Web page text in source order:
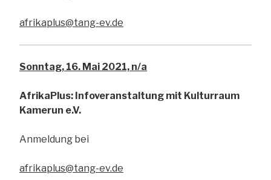
afrikaplus@tang-ev.de
Sonntag, 16. Mai 2021, n/a
AfrikaPlus: Infoveranstaltung mit Kulturraum
Kamerun e.V.
Anmeldung bei
afrikaplus@tang-ev.de